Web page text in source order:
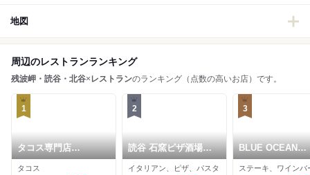
地図
周辺のレストランランキング
残波岬・読谷・北谷× レストランのランキング（点数の高いお店）です。
1
タコス専門店
MEXICO 北谷店
タコス
2
読谷 石窯ピザ酒場ま
るき
イタリアン、ピザ、パスタ
3
BLUE OCEAN
STEAK
ステーキ、ワインバ